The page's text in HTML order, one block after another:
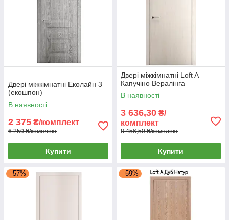
Двері міжкімнатні Еколайн 3
(екошпон)
В наявності
2 375 ₴/комплект
6 250 ₴/комплект
Купити
Двері міжкімнатні Loft A
Капучіно Вералінга
В наявності
3 636,30 ₴/
комплект
8 456,50 ₴/комплект
Купити
–57% –59%